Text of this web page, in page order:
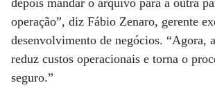
operação”, diz Fábio Zenaro, gerente
desenvolvimento de negócios. “Agora,
reduz custos operacionais e torna o
seguro.”